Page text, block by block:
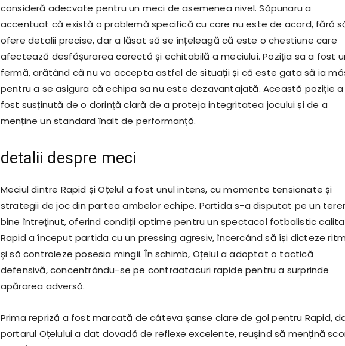
consideră adecvate pentru un meci de asemenea nivel. Săpunaru a
accentuat că există o problemă specifică cu care nu este de acord, fără
ofere detalii precise, dar a lăsat să se înțeleagă că este o chestiune care
afectează desfășurarea corectă și echitabilă a meciului. Poziția sa a fost
fermă, arătând că nu va accepta astfel de situații și că este gata să ia
pentru a se asigura că echipa sa nu este dezavantajată. Această poziție a
fost susținută de o dorință clară de a proteja integritatea jocului și de a
menține un standard înalt de performanță.
detalii despre meci
Meciul dintre Rapid și Oțelul a fost unul intens, cu momente tensionate și
strategii de joc din partea ambelor echipe. Partida s-a disputat pe un
bine întreținut, oferind condiții optime pentru un spectacol fotbalistic
Rapid a început partida cu un pressing agresiv, încercând să își dicteze
și să controleze posesia mingii. În schimb, Oțelul a adoptat o tactică
defensivă, concentrându-se pe contraatacuri rapide pentru a surprinde
apărarea adversă.
Prima repriză a fost marcată de câteva șanse clare de gol pentru Rapid,
portarul Oțelului a dat dovadă de reflexe excelente, reușind să mențină